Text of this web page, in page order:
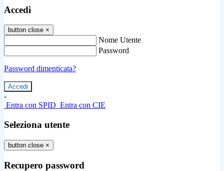
Accedi
button close ×
Nome Utente
Password
Password dimenticata?
-
Entra con SPID Entra con CIE
Seleziona utente
button close ×
Recupero password